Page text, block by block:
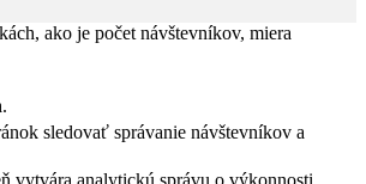
ako je počet návštevníkov, miera
sledovať správanie návštevníkov a
vytvára analytickú správu o výkonnosti